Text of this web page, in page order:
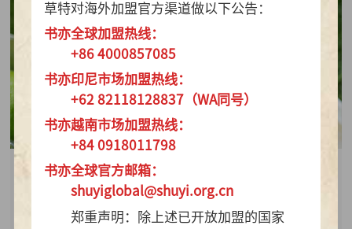
2026-07-28
草特对海外加盟官方渠道做以下公告：
书亦全球加盟热线：
+86 4000857085
书亦印尼市场加盟热线：
+62 82118128837（WA同号）
书亦越南市场加盟热线：
+84 0918011798
书亦全球官方邮箱：
shuyiglobal@shuyi.org.cn
郑重声明：除上述已开放加盟的国家